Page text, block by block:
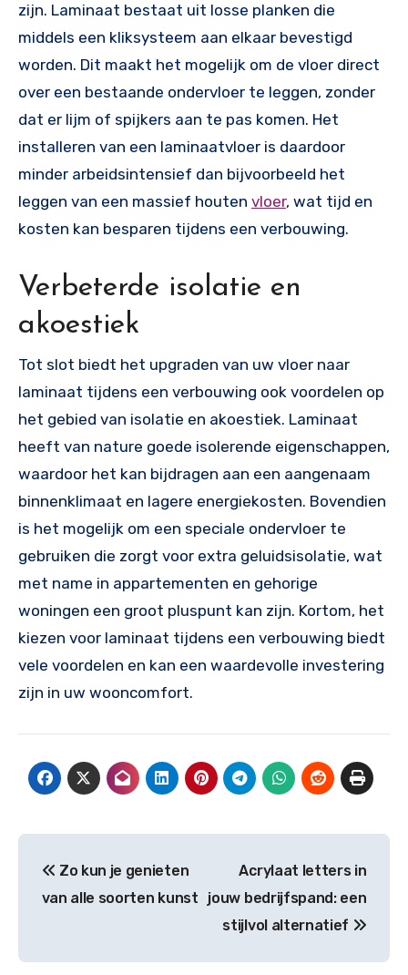
zijn. Laminaat bestaat uit losse planken die
middels een kliksysteem aan elkaar bevestigd
worden. Dit maakt het mogelijk om de vloer direct
over een bestaande ondervloer te leggen, zonder
dat er lijm of spijkers aan te pas komen. Het
installeren van een laminaatvloer is daardoor
minder arbeidsintensief dan bijvoorbeeld het
leggen van een massief houten vloer, wat tijd en
kosten kan besparen tijdens een verbouwing.
Verbeterde isolatie en
akoestiek
Tot slot biedt het upgraden van uw vloer naar
laminaat tijdens een verbouwing ook voordelen op
het gebied van isolatie en akoestiek. Laminaat
heeft van nature goede isolerende eigenschappen,
waardoor het kan bijdragen aan een aangenaam
binnenklimaat en lagere energiekosten. Bovendien
is het mogelijk om een speciale ondervloer te
gebruiken die zorgt voor extra geluidsisolatie, wat
met name in appartementen en gehorige
woningen een groot pluspunt kan zijn. Kortom, het
kiezen voor laminaat tijdens een verbouwing biedt
vele voordelen en kan een waardevolle investering
zijn in uw wooncomfort.
navigatie
Zo kun je genieten
van alle soorten kunst
Acrylaat letters in
jouw bedrijfspand: een
stijlvol alternatief